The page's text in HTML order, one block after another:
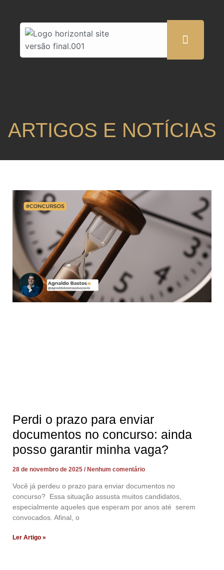
ARTIGOS E NOTÍCIAS
Perdi o prazo para enviar
documentos no concurso: ainda
posso garantir minha vaga?
28 de novembro de 2025 Nenhum comentário
Você já perdeu o prazo para enviar documentos no
concurso? Essa situação assusta muitos candidatos,
especialmente aqueles que esperam por anos até serem
convocados. Afinal, o
Ler Artigo »